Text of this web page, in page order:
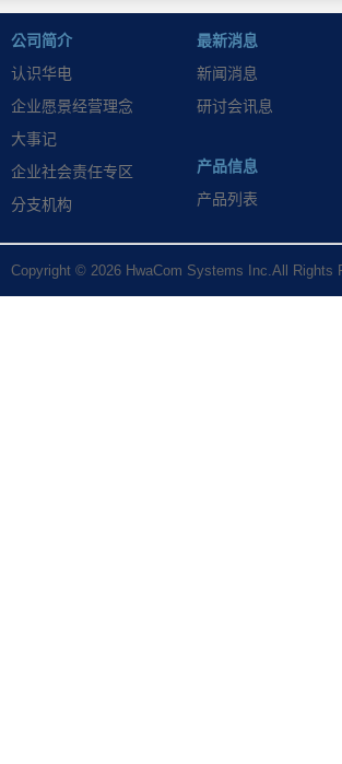
公司简介
认识华电
企业愿景经营理念
大事记
企业社会责任专区
分支机构
最新消息
新闻消息
研讨会讯息
产品信息
产品列表
Copyright © 2026 HwaCom Systems Inc.All Rights